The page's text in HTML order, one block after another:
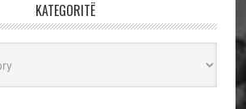
KATEGORITË